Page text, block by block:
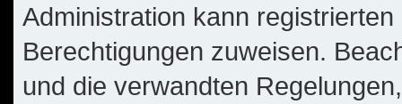
Administration kann
Berechtigungen zuweisen.
und die verwandten